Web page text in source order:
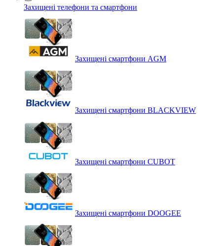
Захищені телефони та смартфони
Захищені смартфони AGM
Захищені смартфони BLACKVIEW
Захищені смартфони CUBOT
Захищені смартфони DOOGEE